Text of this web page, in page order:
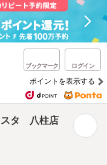
ブックマーク ログイン
ポイントを表示する
スタ 八柱店